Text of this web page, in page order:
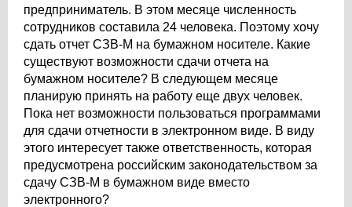
предприниматель. В этом месяце численность
сотрудников составила 24 человека. Поэтому хочу
сдать отчет СЗВ-М на бумажном носителе. Какие
существуют возможности сдачи отчета на
бумажном носителе? В следующем месяце
планирую принять на работу еще двух человек.
Пока нет возможности пользоваться программами
для сдачи отчетности в электронном виде. В виду
этого интересует также ответственность, которая
предусмотрена российским законодательством за
сдачу СЗВ-М в бумажном виде вместо
электронного?